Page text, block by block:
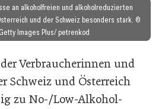
an alkoholfreien und alkoholreduzierten
und der Schweiz besonders stark. ©
Images Plus/ petrenkod
Verbraucherinnen und
Schweiz und Österreich
zu No-/Low-Alkohol-